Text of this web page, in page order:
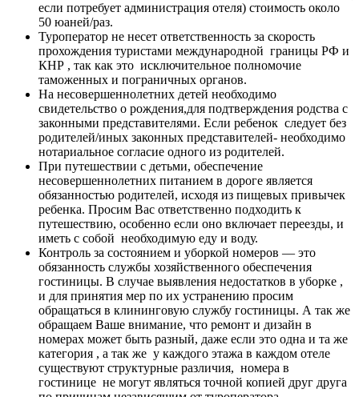
если потребует администрация отеля) стоимость около
50 юаней/раз.
Туроператор не несет ответственность за скорость
прохождения туристами международной границы РФ и
КНР , так как это исключительное полномочие
таможенных и пограничных органов.
На несовершеннолетних детей необходимо
свидетельство о рождения,для подтверждения родства с
законными представителями. Если ребенок следует без
родителей/иных законных представителей- необходимо
нотариальное согласие одного из родителей.
При путешествии с детьми, обеспечение
несовершеннолетних питанием в дороге является
обязанностью родителей, исходя из пищевых привычек
ребенка. Просим Вас ответственно подходить к
путешествию, особенно если оно включает переезды, и
иметь с собой необходимую еду и воду.
Контроль за состоянием и уборкой номеров — это
обязанность службы хозяйственного обеспечения
гостиницы. В случае выявления недостатков в уборке ,
и для принятия мер по их устранению просим
обращаться в клининговую службу гостиницы. А так же
обращаем Ваше внимание, что ремонт и дизайн в
номерах может быть разный, даже если это одна и та же
категория , а так же у каждого этажа в каждом отеле
существуют структурные различия, номера в
гостинице не могут являться точной копией друг друга